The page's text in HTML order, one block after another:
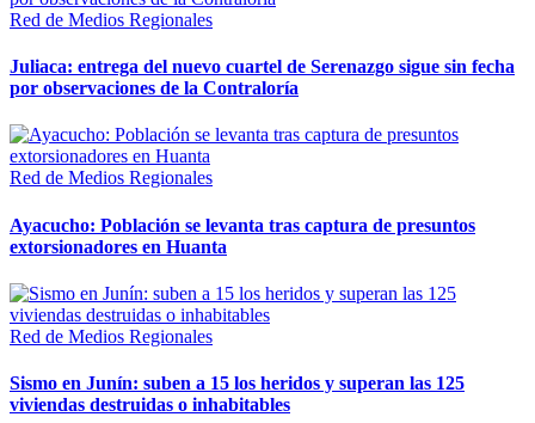
Red de Medios Regionales
Juliaca: entrega del nuevo cuartel de Serenazgo sigue sin fecha
por observaciones de la Contraloría
Red de Medios Regionales
Ayacucho: Población se levanta tras captura de presuntos
extorsionadores en Huanta
Red de Medios Regionales
Sismo en Junín: suben a 15 los heridos y superan las 125
viviendas destruidas o inhabitables